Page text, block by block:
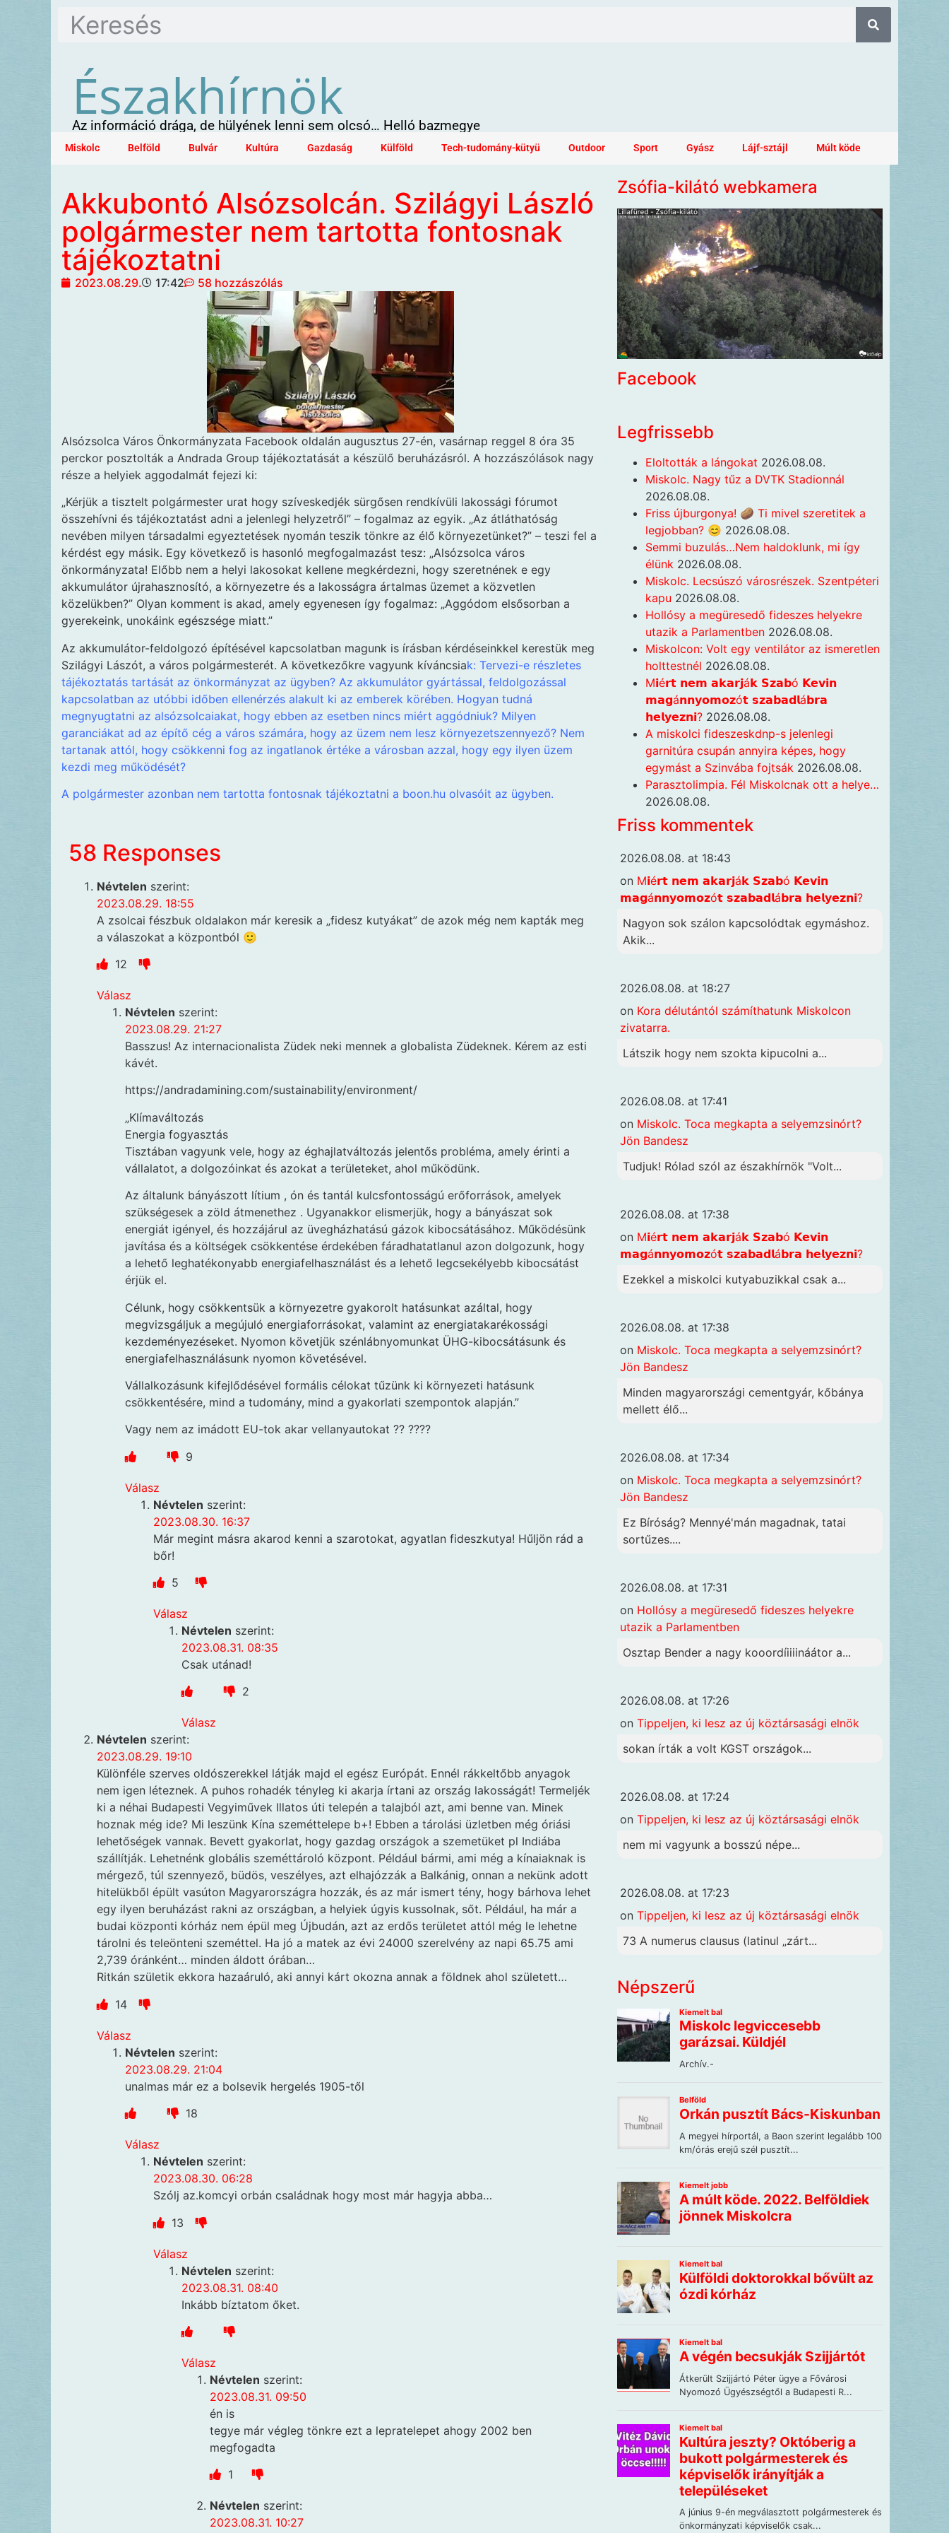
Északhírnök
Az információ drága, de hülyének lenni sem olcsó… Helló bazmegye
Miskolc Belföld Bulvár Kultúra Gazdaság Külföld Tech-tudomány-kütyü Outdoor Sport Gyász Lájf-sztájl Múlt köde
Akkubontó Alsózsolcán. Szilágyi László
polgármester nem tartotta fontosnak
tájékoztatni
2023.08.29. 17:42 58 hozzászólás
Alsózsolca Város Önkormányzata Facebook oldalán augusztus 27-én, vasárnap reggel 8 óra 35
perckor posztolták a Andrada Group tájékoztatását a készülő beruházásról. A hozzászólások nagy
része a helyiek aggodalmát fejezi ki:
„Kérjük a tisztelt polgármester urat hogy szíveskedjék sürgősen rendkívüli lakossági fórumot
összehívni és tájékoztatást adni a jelenlegi helyzetről” – fogalmaz az egyik. „Az átláthatóság
nevében milyen társadalmi egyeztetések nyomán teszik tönkre az élő környezetünket?” – teszi fel a
kérdést egy másik. Egy következő is hasonló megfogalmazást tesz: „Alsózsolca város
önkormányzata! Előbb nem a helyi lakosokat kellene megkérdezni, hogy szeretnének e egy
akkumulátor újrahasznosító, a környezetre és a lakosságra ártalmas üzemet a közvetlen
közelükben?” Olyan komment is akad, amely egyenesen így fogalmaz: „Aggódom elsősorban a
gyerekeink, unokáink egészsége miatt.”
Az akkumulátor-feldolgozó építésével kapcsolatban magunk is írásban kérdéseinkkel kerestük meg
Szilágyi Lászót, a város polgármesterét. A következőkre vagyunk kíváncsiak: Tervezi-e részletes
tájékoztatás tartását az önkormányzat az ügyben? Az akkumulátor gyártással, feldolgozással
kapcsolatban az utóbbi időben ellenérzés alakult ki az emberek körében. Hogyan tudná
megnyugtatni az alsózsolcaiakat, hogy ebben az esetben nincs miért aggódniuk? Milyen
garanciákat ad az építő cég a város számára, hogy az üzem nem lesz környezetszennyező? Nem
tartanak attól, hogy csökkenni fog az ingatlanok értéke a városban azzal, hogy egy ilyen üzem
kezdi meg működését?
A polgármester azonban nem tartotta fontosnak tájékoztatni a boon.hu olvasóit az ügyben.
58 Responses
Névtelen szerint:
2023.08.29. 18:55
A zsolcai fészbuk oldalakon már keresik a „fidesz kutyákat” de azok még nem kapták meg
a válaszokat a központból 🙂
12
Válasz
Névtelen szerint:
2023.08.29. 21:27
Basszus! Az internacionalista Züdek neki mennek a globalista Züdeknek. Kérem az esti
kávét.
https://andradamining.com/sustainability/environment/
„Klímaváltozás
Energia fogyasztás
Tisztában vagyunk vele, hogy az éghajlatváltozás jelentős probléma, amely érinti a
vállalatot, a dolgozóinkat és azokat a területeket, ahol működünk.
Az általunk bányászott lítium , ón és tantál kulcsfontosságú erőforrások, amelyek
szükségesek a zöld átmenethez . Ugyanakkor elismerjük, hogy a bányászat sok
energiát igényel, és hozzájárul az üvegházhatású gázok kibocsátásához. Működésünk
javítása és a költségek csökkentése érdekében fáradhatatlanul azon dolgozunk, hogy
a lehető leghatékonyabb energiafelhasználást és a lehető legcsekélyebb kibocsátást
érjük el.
Célunk, hogy csökkentsük a környezetre gyakorolt ​​hatásunkat azáltal, hogy
megvizsgáljuk a megújuló energiaforrásokat, valamint az energiatakarékossági
kezdeményezéseket. Nyomon követjük szénlábnyomunkat ÜHG-kibocsátásunk és
energiafelhasználásunk nyomon követésével.
Vállalkozásunk kifejlődésével formális célokat tűzünk ki környezeti hatásunk
csökkentésére, mind a tudomány, mind a gyakorlati szempontok alapján.”
Vagy nem az imádott EU-tok akar vellanyautokat ?? ????
9
Válasz
Névtelen szerint:
2023.08.30. 16:37
Már megint másra akarod kenni a szarotokat, agyatlan fideszkutya! Hűljön rád a
bőr!
5
Válasz
Névtelen szerint:
2023.08.31. 08:35
Csak utánad!
2
Válasz
Névtelen szerint:
2023.08.29. 19:10
Különféle szerves oldószerekkel látják majd el egész Európát. Ennél rákkeltőbb anyagok
nem igen léteznek. A puhos rohadék tényleg ki akarja írtani az ország lakosságát! Termeljék
ki a néhai Budapesti Vegyiművek Illatos úti telepén a talajból azt, ami benne van. Minek
hoznak még ide? Mi leszünk Kína szeméttelepe b+! Ebben a tárolási üzletben még óriási
lehetőségek vannak. Bevett gyakorlat, hogy gazdag országok a szemetüket pl Indiába
szállítják. Lehetnénk globális szeméttároló központ. Például bármi, ami még a kínaiaknak is
mérgező, túl szennyező, büdös, veszélyes, azt elhajózzák a Balkánig, onnan a nekünk adott
hitelükből épült vasúton Magyarországra hozzák, és az már ismert tény, hogy bárhova lehet
egy ilyen beruházást rakni az országban, a helyiek úgyis kussolnak, sőt. Például, ha már a
budai központi kórház nem épül meg Újbudán, azt az erdős területet attól még le lehetne
tárolni és teleönteni szeméttel. Ha jó a matek az évi 24000 szerelvény az napi 65.75 ami
2,739 óránként… minden áldott órában…
Ritkán születik ekkora hazaáruló, aki annyi kárt okozna annak a földnek ahol született…
14
Válasz
Névtelen szerint:
2023.08.29. 21:04
unalmas már ez a bolsevik hergelés 1905-től
18
Válasz
Névtelen szerint:
2023.08.30. 06:28
Szólj az.komcyi orbán családnak hogy most már hagyja abba…
13
Válasz
Névtelen szerint:
2023.08.31. 08:40
Inkább bíztatom őket.
Válasz
Névtelen szerint:
2023.08.31. 09:50
én is
tegye már végleg tönkre ezt a lepratelepet ahogy 2002 ben
megfogadta
1
Névtelen szerint:
2023.08.31. 10:27
Zsófia-kilátó webkamera
Facebook
Legfrissebb
Eloltották a lángokat 2026.08.08.
Miskolc. Nagy tűz a DVTK Stadionnál
2026.08.08.
Friss újburgonya! 🥔 Ti mivel szeretitek a
legjobban? 😊 2026.08.08.
Semmi buzulás…Nem haldoklunk, mi így
élünk 2026.08.08.
Miskolc. Lecsúszó városrészek. Szentpéteri
kapu 2026.08.08.
Hollósy a megüresedő fideszes helyekre
utazik a Parlamentben 2026.08.08.
Miskolcon: Volt egy ventilátor az ismeretlen
holttestnél 2026.08.08.
M𝗶é𝗿𝘁 𝗻𝗲𝗺 𝗮𝗸𝗮𝗿𝗷á𝗸 𝗦𝘇𝗮𝗯ó 𝗞𝗲𝘃𝗶𝗻
𝗺𝗮𝗴á𝗻𝗻𝘆𝗼𝗺𝗼𝘇ó𝘁 𝘀𝘇𝗮𝗯𝗮𝗱𝗹á𝗯𝗿𝗮
𝗵𝗲𝗹𝘆𝗲𝘇𝗻𝗶? 2026.08.08.
A miskolci fideszeskdnp-s jelenlegi
garnitúra csupán annyira képes, hogy
egymást a Szinvába fojtsák 2026.08.08.
Parasztolimpia. Fél Miskolcnak ott a helye…
2026.08.08.
Friss kommentek
2026.08.08. at 18:43
on M𝗶é𝗿𝘁 𝗻𝗲𝗺 𝗮𝗸𝗮𝗿𝗷á𝗸 𝗦𝘇𝗮𝗯ó 𝗞𝗲𝘃𝗶𝗻
𝗺𝗮𝗴á𝗻𝗻𝘆𝗼𝗺𝗼𝘇ó𝘁 𝘀𝘇𝗮𝗯𝗮𝗱𝗹á𝗯𝗿𝗮 𝗵𝗲𝗹𝘆𝗲𝘇𝗻𝗶?
Nagyon sok szálon kapcsolódtak egymáshoz.
Akik...
2026.08.08. at 18:27
on Kora délutántól számíthatunk Miskolcon
zivatarra.
Látszik hogy nem szokta kipucolni a...
2026.08.08. at 17:41
on Miskolc. Toca megkapta a selyemzsinórt?
Jön Bandesz
Tudjuk! Rólad szól az északhírnök "Volt...
2026.08.08. at 17:38
on M𝗶é𝗿𝘁 𝗻𝗲𝗺 𝗮𝗸𝗮𝗿𝗷á𝗸 𝗦𝘇𝗮𝗯ó 𝗞𝗲𝘃𝗶𝗻
𝗺𝗮𝗴á𝗻𝗻𝘆𝗼𝗺𝗼𝘇ó𝘁 𝘀𝘇𝗮𝗯𝗮𝗱𝗹á𝗯𝗿𝗮 𝗵𝗲𝗹𝘆𝗲𝘇𝗻𝗶?
Ezekkel a miskolci kutyabuzikkal csak a...
2026.08.08. at 17:38
on Miskolc. Toca megkapta a selyemzsinórt?
Jön Bandesz
Minden magyarországi cementgyár, kőbánya
mellett élő...
2026.08.08. at 17:34
on Miskolc. Toca megkapta a selyemzsinórt?
Jön Bandesz
Ez Bíróság? Mennyé'mán magadnak, tatai
sortűzes....
2026.08.08. at 17:31
on Hollósy a megüresedő fideszes helyekre
utazik a Parlamentben
Osztap Bender a nagy kooordíiiiináátor a...
2026.08.08. at 17:26
on Tippeljen, ki lesz az új köztársasági elnök
sokan írták a volt KGST országok...
2026.08.08. at 17:24
on Tippeljen, ki lesz az új köztársasági elnök
nem mi vagyunk a bosszú népe...
2026.08.08. at 17:23
on Tippeljen, ki lesz az új köztársasági elnök
73 A numerus clausus (latinul „zárt...
Népszerű